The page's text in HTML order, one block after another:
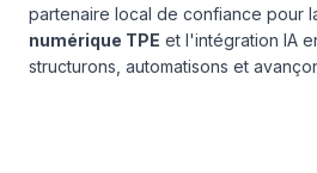
partenaire local de confiance pour
numérique TPE et l'intégration IA
structurons, automatisons et